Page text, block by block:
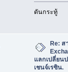
ดันกระทู้
Re: ส
แลกเปลี่ยน
เชนจ์เรซิน.